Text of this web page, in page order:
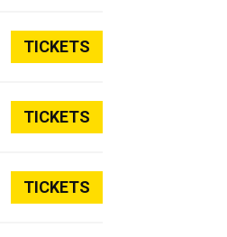
TICKETS
TICKETS
TICKETS